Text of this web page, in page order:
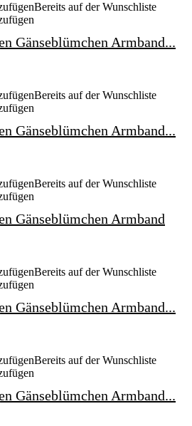
Bereits auf der Wunschliste
Gänseblümchen Armband...
Bereits auf der Wunschliste
Gänseblümchen Armband...
Bereits auf der Wunschliste
Gänseblümchen Armband
Bereits auf der Wunschliste
Gänseblümchen Armband...
Bereits auf der Wunschliste
Gänseblümchen Armband...